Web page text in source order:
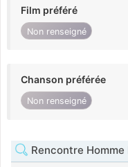
Film préféré
Non renseigné
Chanson préférée
Non renseigné
Rencontre